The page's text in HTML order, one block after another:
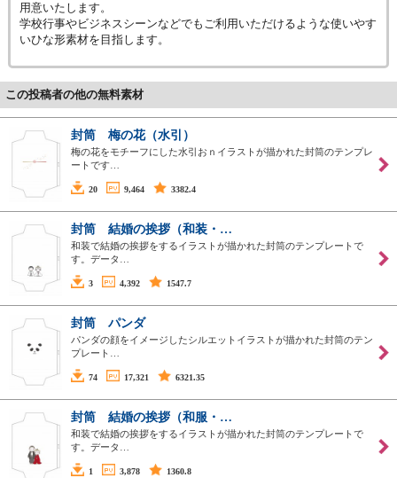
用意いたします。
学校行事やビジネスシーンなどでもご利用いただけるような使いやす
いひな形素材を目指します。
この投稿者の他の無料素材
封筒 梅の花（水引）
梅の花をモチーフにした水引おｎイラストが描かれた封筒のテンプレ
ートです…
20 9,464 3382.4
封筒 結婚の挨拶（和装・…
和装で結婚の挨拶をするイラストが描かれた封筒のテンプレートで
す。データ…
3 4,392 1547.7
封筒 パンダ
パンダの顔をイメージしたシルエットイラストが描かれた封筒のテン
プレート…
74 17,321 6321.35
封筒 結婚の挨拶（和服・…
和装で結婚の挨拶をするイラストが描かれた封筒のテンプレートで
す。データ…
1 3,878 1360.8